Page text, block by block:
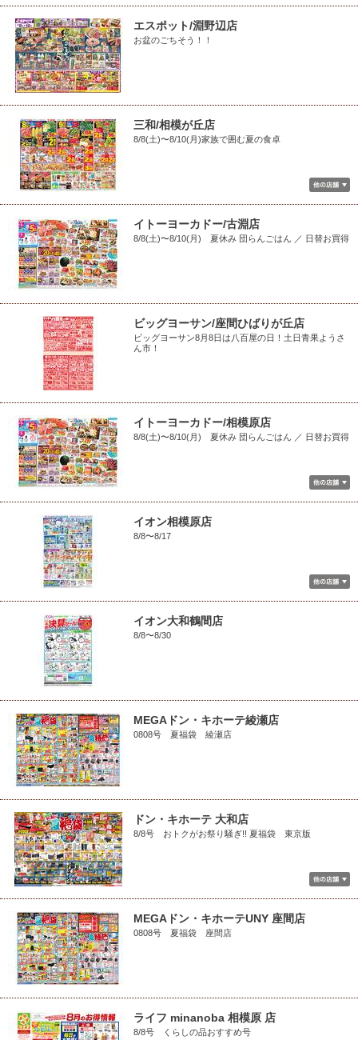
エスポット/淵野辺店
お盆のごちそう！！
三和/相模が丘店
8/8(土)〜8/10(月)家族で囲む夏の食卓
イトーヨーカドー/古淵店
8/8(土)〜8/10(月) 夏休み 団らんごはん ／ 日替お買得
ビッグヨーサン/座間ひばりが丘店
ビッグヨーサン8月8日は八百屋の日！土日青果ようさ
ん市！
イトーヨーカドー/相模原店
8/8(土)〜8/10(月) 夏休み 団らんごはん ／ 日替お買得
イオン相模原店
8/8〜8/17
イオン大和鶴間店
8/8〜8/30
MEGAドン・キホーテ綾瀬店
0808号 夏福袋 綾瀬店
ドン・キホーテ 大和店
8/8号 おトクがお祭り騒ぎ!! 夏福袋 東京版
MEGAドン・キホーテUNY 座間店
0808号 夏福袋 座間店
ライフ minanoba 相模原 店
8/8号 くらしの品おすすめ号